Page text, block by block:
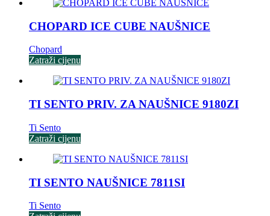
CHOPARD ICE CUBE NAUŠNICE
Chopard
Zatraži cijenu
TI SENTO PRIV. ZA NAUŠNICE 9180ZI
Ti Sento
Zatraži cijenu
TI SENTO NAUŠNICE 7811SI
Ti Sento